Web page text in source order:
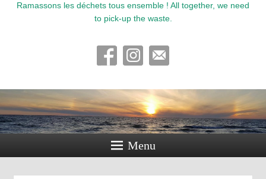
Ramassons les déchets tous ensemble ! All together, we need
to pick-up the waste.
Menu